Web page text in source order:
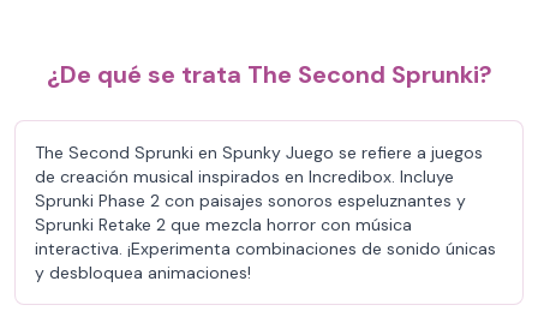
¿De qué se trata The Second Sprunki?
The Second Sprunki en Spunky Juego se refiere a juegos
de creación musical inspirados en Incredibox. Incluye
Sprunki Phase 2 con paisajes sonoros espeluznantes y
Sprunki Retake 2 que mezcla horror con música
interactiva. ¡Experimenta combinaciones de sonido únicas
y desbloquea animaciones!